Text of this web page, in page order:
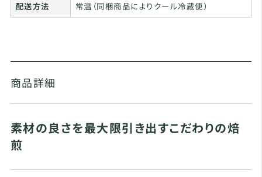
配送方法
常温（同梱商品によりクール冷蔵便）
商品詳細
素材の良さを最大限引き出すこだわりの焙
煎